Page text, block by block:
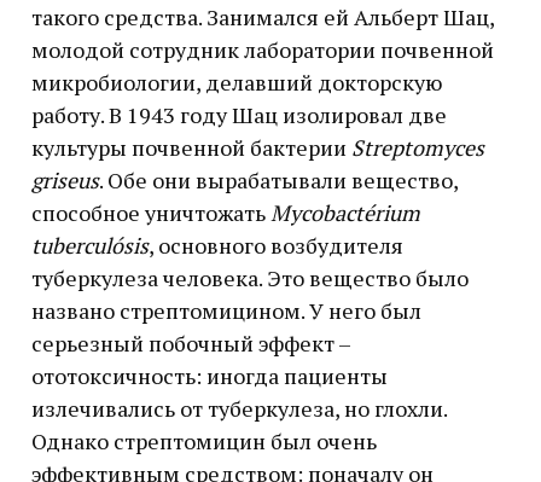
такого средства. Занимался ей Альберт Шац,
молодой сотрудник лаборатории почвенной
микробиологии, делавший докторскую
работу. В 1943 году Шац изолировал две
культуры почвенной бактерии Streptomyces
griseus. Обе они вырабатывали вещество,
способное уничтожатьMycobactérium
tuberculósis, основного возбудителя
туберкулеза человека. Это вещество было
названо стрептомицином. У него был
серьезный побочный эффект –
ототоксичность: иногда пациенты
излечивались от туберкулеза, но глохли.
Однако стрептомицин был очень
эффективным средством: поначалу он